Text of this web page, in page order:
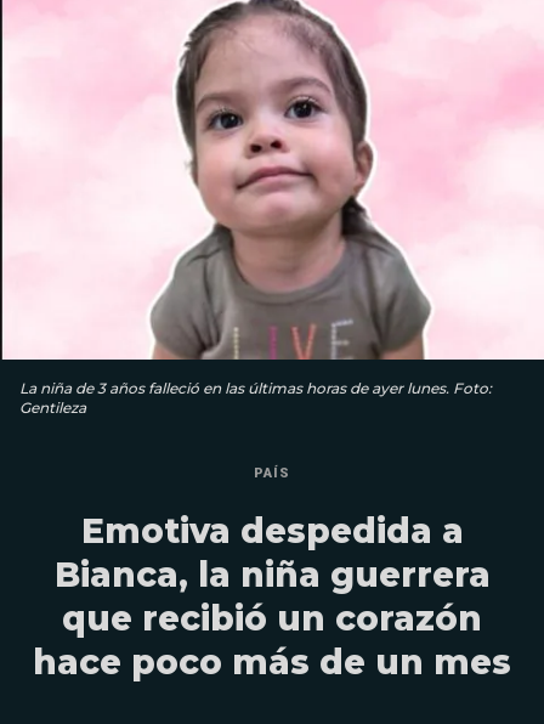
La niña de 3 años falleció en las últimas horas de ayer lunes. Foto:
Gentileza
PAÍS
Emotiva despedida a
Bianca, la niña guerrera
que recibió un corazón
hace poco más de un mes